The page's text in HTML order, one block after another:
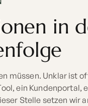
in
müssen. Unklar ist
ein Kundenportal,
Stelle setzen wir